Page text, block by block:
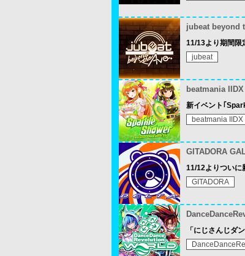
jubeat beyond
11/13より期間限
jubeat
beatmania
新イベント｢
beatmania IIDX
GITADORA
11/12よりついに
GITADORA
「にじさんじダ